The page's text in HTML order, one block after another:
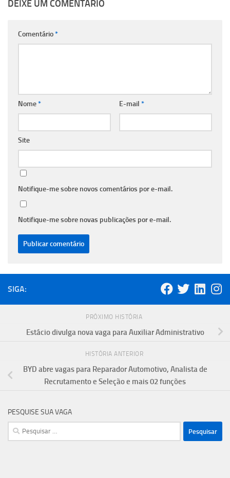
DEIXE UM COMENTÁRIO
Comentário*
Nome* E-mail *
Site
Notifique-me sobre novos comentários por e-mail.
Notifique-me sobre novas publicações por e-mail.
SIGA:
PRÓXIMO HISTÓRIA
Estácio divulga nova vaga para Auxiliar Administrativo
HISTÓRIA ANTERIOR
BYD abre vagas para Reparador Automotivo, Analista de
Recrutamento e Seleção e mais 02 funções
PESQUISE SUA VAGA
Pesquisar
por: